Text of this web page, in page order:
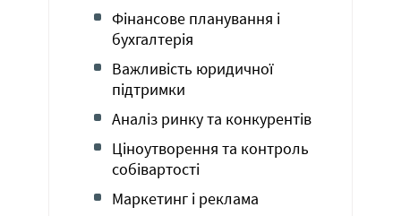
Фінансове планування і
бухгалтерія
Важливість юридичної
підтримки
Аналіз ринку та конкурентів
Ціноутворення та контроль
собівартості
Маркетинг і реклама